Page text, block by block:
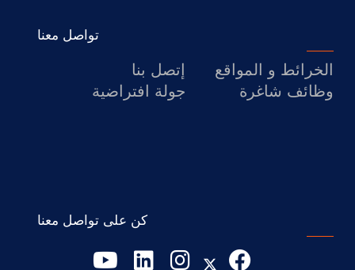
تواصل معنا
إتصل بنا
الخرائط و المواقع
جولة افتراضية
وظائف شاغرة
كن على تواصل معنا